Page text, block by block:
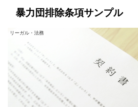
暴力団排除条項サンプル
リーガル・法務